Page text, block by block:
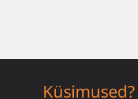
Küsimused?